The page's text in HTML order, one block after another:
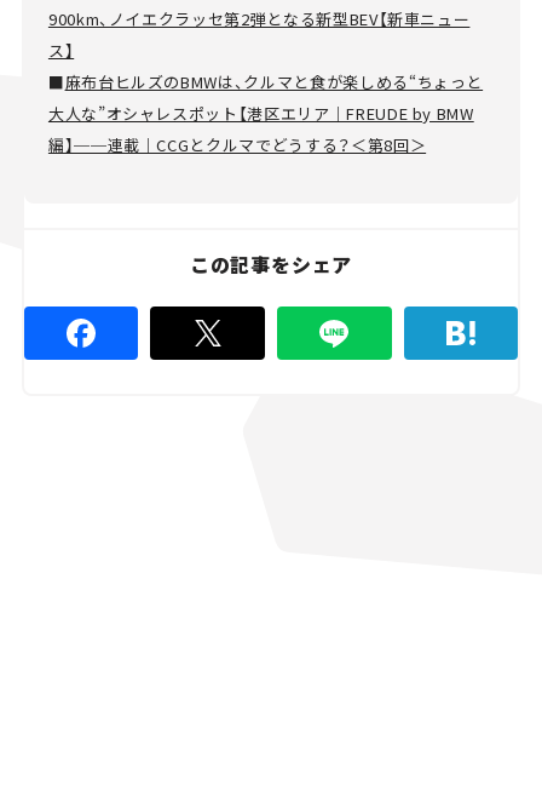
900km、ノイエクラッセ第2弾となる新型BEV【新車ニュー
ス】
■麻布台ヒルズのBMWは、クルマと食が楽しめる“ちょっと
大人な”オシャレスポット【港区エリア｜FREUDE by BMW
編】──連載｜CCGとクルマでどうする？＜第8回＞
この記事をシェア